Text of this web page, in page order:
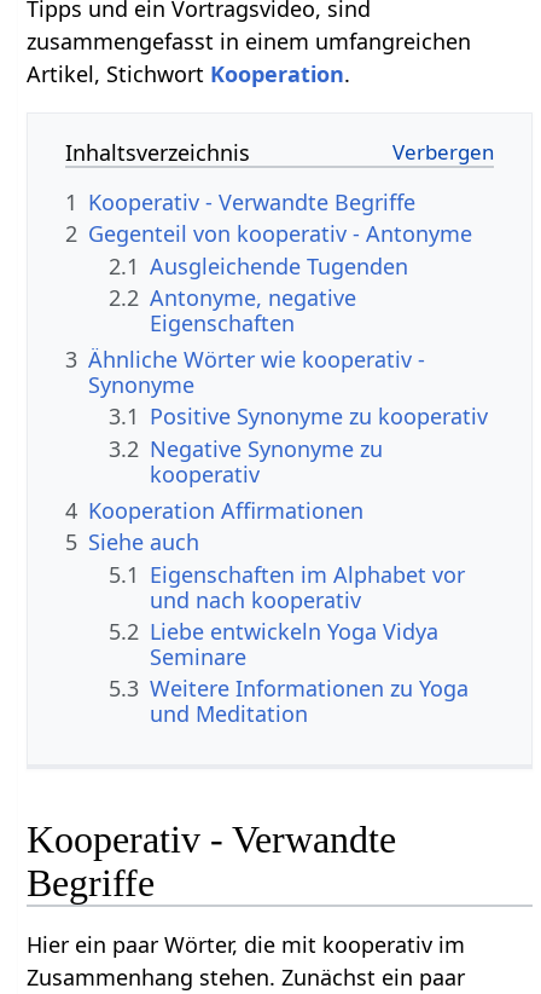
Tipps und ein Vortragsvideo, sind
zusammengefasst in einem umfangreichen
Artikel, Stichwort Kooperation.
Inhaltsverzeichnis
1 Kooperativ - Verwandte Begriffe
2 Gegenteil von kooperativ - Antonyme
2.1 Ausgleichende Tugenden
2.2 Antonyme, negative
Eigenschaften
3 Ähnliche Wörter wie kooperativ -
Synonyme
3.1 Positive Synonyme zu kooperativ
3.2 Negative Synonyme zu
kooperativ
4 Kooperation Affirmationen
5 Siehe auch
5.1 Eigenschaften im Alphabet vor
und nach kooperativ
5.2 Liebe entwickeln Yoga Vidya
Seminare
5.3 Weitere Informationen zu Yoga
und Meditation
Kooperativ - Verwandte
Begriffe
Hier ein paar Wörter, die mit kooperativ im
Zusammenhang stehen. Zunächst ein paar